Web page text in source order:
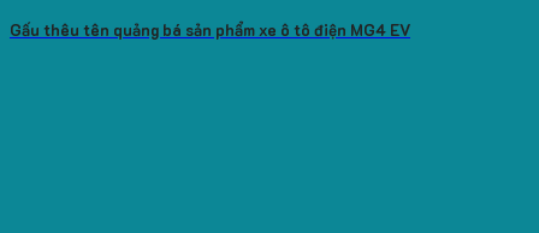
Gấu thêu tên quảng bá sản phẩm xe ô tô điện MG4 EV